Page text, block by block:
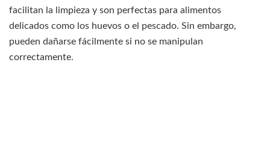
facilitan la limpieza y son perfectas para alimentos
delicados como los huevos o el pescado. Sin embargo,
pueden dañarse fácilmente si no se manipulan
correctamente.